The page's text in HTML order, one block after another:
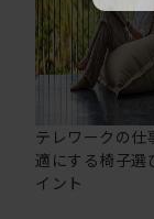
テレワークの仕
適にする椅子選
イント